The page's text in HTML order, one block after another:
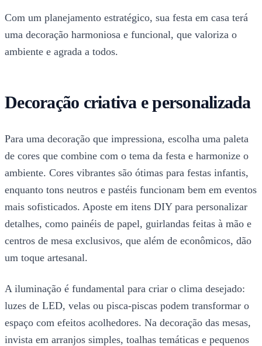
Com um planejamento estratégico, sua festa em casa terá
uma decoração harmoniosa e funcional, que valoriza o
ambiente e agrada a todos.
Decoração criativa e personalizada
Para uma decoração que impressiona, escolha uma paleta
de cores que combine com o tema da festa e harmonize o
ambiente. Cores vibrantes são ótimas para festas infantis,
enquanto tons neutros e pastéis funcionam bem em eventos
mais sofisticados. Aposte em itens DIY para personalizar
detalhes, como painéis de papel, guirlandas feitas à mão e
centros de mesa exclusivos, que além de econômicos, dão
um toque artesanal.
A iluminação é fundamental para criar o clima desejado:
luzes de LED, velas ou pisca-piscas podem transformar o
espaço com efeitos acolhedores. Na decoração das mesas,
invista em arranjos simples, toalhas temáticas e pequenos